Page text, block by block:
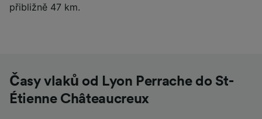
přibližně 47 km.
Časy vlaků od Lyon Perrache do St-
Étienne Châteaucreux